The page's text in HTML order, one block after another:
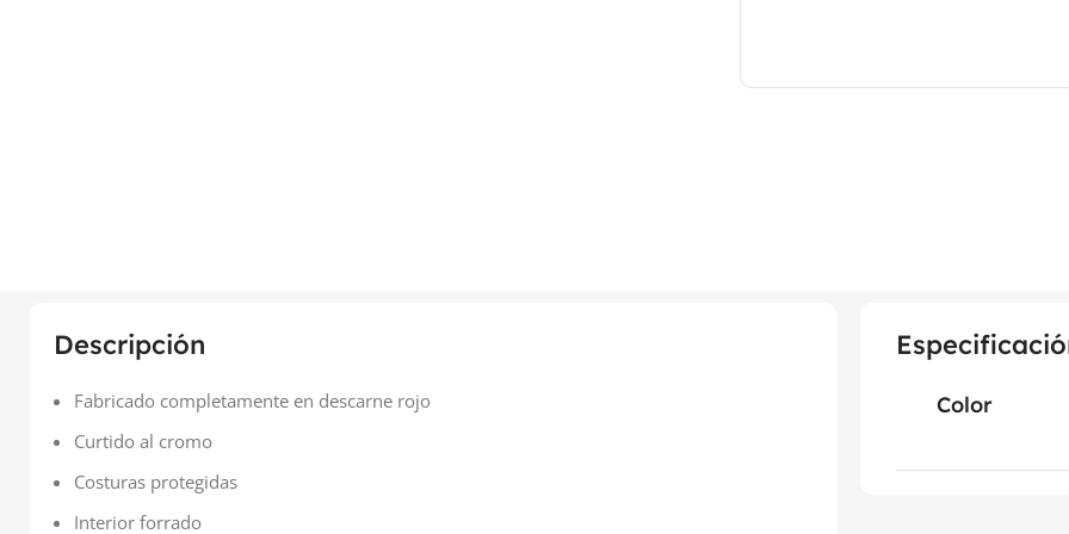
Descripción
Fabricado completamente en descarne rojo
Curtido al cromo
Costuras protegidas
Interior forrado
Color